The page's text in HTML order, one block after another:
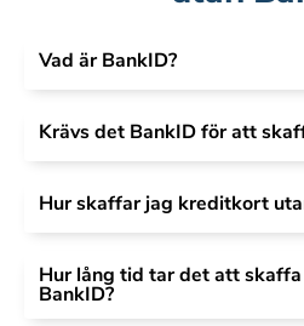
Vad är BankID?
Krävs det BankID för att
Hur skaffar jag kreditkort
Hur lång tid tar det att
BankID?